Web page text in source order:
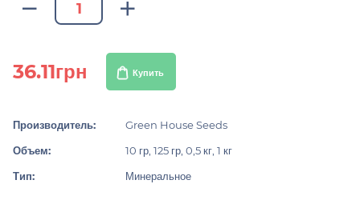
36.11грн Купить
Производитель:
Green House Seeds
Объем:
10 гр, 125 гр, 0,5 кг, 1 кг
Тип:
Минеральное